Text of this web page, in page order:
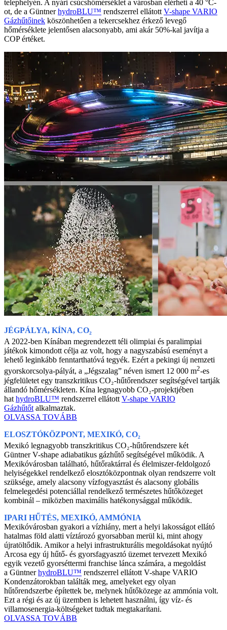
telephelyén. A nyári csúcshőmérséklet a városban elérheti a 40 °C-
ot, de a GüntnerhydroBLU™ rendszerrel ellátott V-shape VARIO
Gázhűtőinek köszönhetően a tekercsekhez érkező levegő
hőmérséklete jelentősen alacsonyabb, ami akár 50%-kal javítja a
COP értéket.
JÉGPÁLYA, KÍNA, CO₂
A 2022-ben Kínában megrendezett téli olimpiai és paralimpiai
játékok kimondott célja az volt, hogy a nagyszabású eseményt a
lehető leginkább fenntarthatóvá tegyék. Ezért a pekingi új nemzeti
gyorskorcsolya-pályát, a „Jégszalag” néven ismert 12 000 m2-es
jégfelületet egy transzkritikus CO₂-hűtőrendszer segítségével tartják
állandó hőmérsékleten. Kína legnagyobb CO₂-projektjében
hat hydroBLU™ rendszerrel ellátott V-shape VARIO
Gázhűtőt alkalmaztak.
OLVASSA TOVÁBB
ELOSZTÓKÖZPONT, MEXIKÓ, CO₂
Mexikó legnagyobb transzkritikus CO₂-hűtőrendszere két
Güntner V-shape adiabatikus gázhűtő segítségével működik. A
Mexikóvárosban található, hűtőraktárral és élelmiszer-feldolgozó
helyiségekkel rendelkező elosztóközpontnak olyan rendszerre volt
szüksége, amely alacsony vízfogyasztást és alacsony globális
felmelegedési potenciállal rendelkező természetes hűtőközeget
kombinál – miközben maximális hatékonysággal működik.
IPARI HŰTÉS, MEXIKÓ, AMMÓNIA
Mexikóvárosban gyakori a vízhiány, mert a helyi lakosságot ellátó
hatalmas föld alatti víztározó gyorsabban merül ki, mint ahogy
újratöltődik. Amikor a helyi infrastrukturális megoldásokat nyújtó
Arcosa egy új hűtő- és gyorsfagyasztó üzemet tervezett Mexikó
egyik vezető gyorséttermi franchise lánca számára, a megoldást
a GüntnerhydroBLU™ rendszerrel ellátott V-shape VARIO
Kondenzátorokban találták meg, amelyeket egy olyan
hűtőrendszerbe építettek be, melynek hűtőközege az ammónia volt.
Ezt a régi és az új üzemben is lehetett használni, így víz- és
villamosenergia-költségeket tudtak megtakarítani.
OLVASSA TOVÁBB